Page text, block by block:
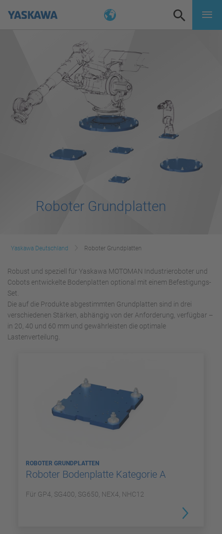
Roboter Grundplatten
Yaskawa Deutschland Roboter Grundplatten
Robust und speziell für Yaskawa MOTOMAN Industrieroboter und
Cobots entwickelte Bodenplatten optional mit einem Befestigungs-
Set.
Die auf die Produkte abgestimmten Grundplatten sind in drei
verschiedenen Stärken, abhängig von der Anforderung, verfügbar –
in 20, 40 und 60 mm und gewährleisten die optimale
Lastenverteilung.
ROBOTER GRUNDPLATTEN
Roboter Bodenplatte Kategorie A
Für GP4, SG400, SG650, NEX4, NHC12